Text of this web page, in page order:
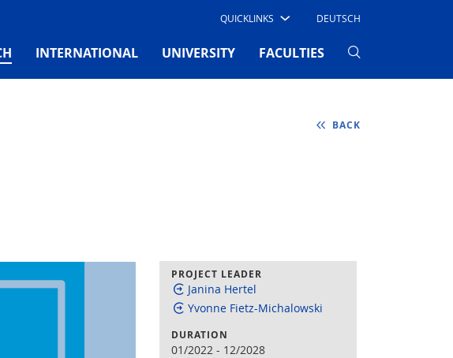
QUICKLINKS DEUTSCH
(CURRENT)
INTERNATIONAL UNIVERSITY FACULTIES
BACK
PROJECT LEADER
Janina Hertel
Yvonne Fietz-Michalowski
DURATION
01/2022 - 12/2028